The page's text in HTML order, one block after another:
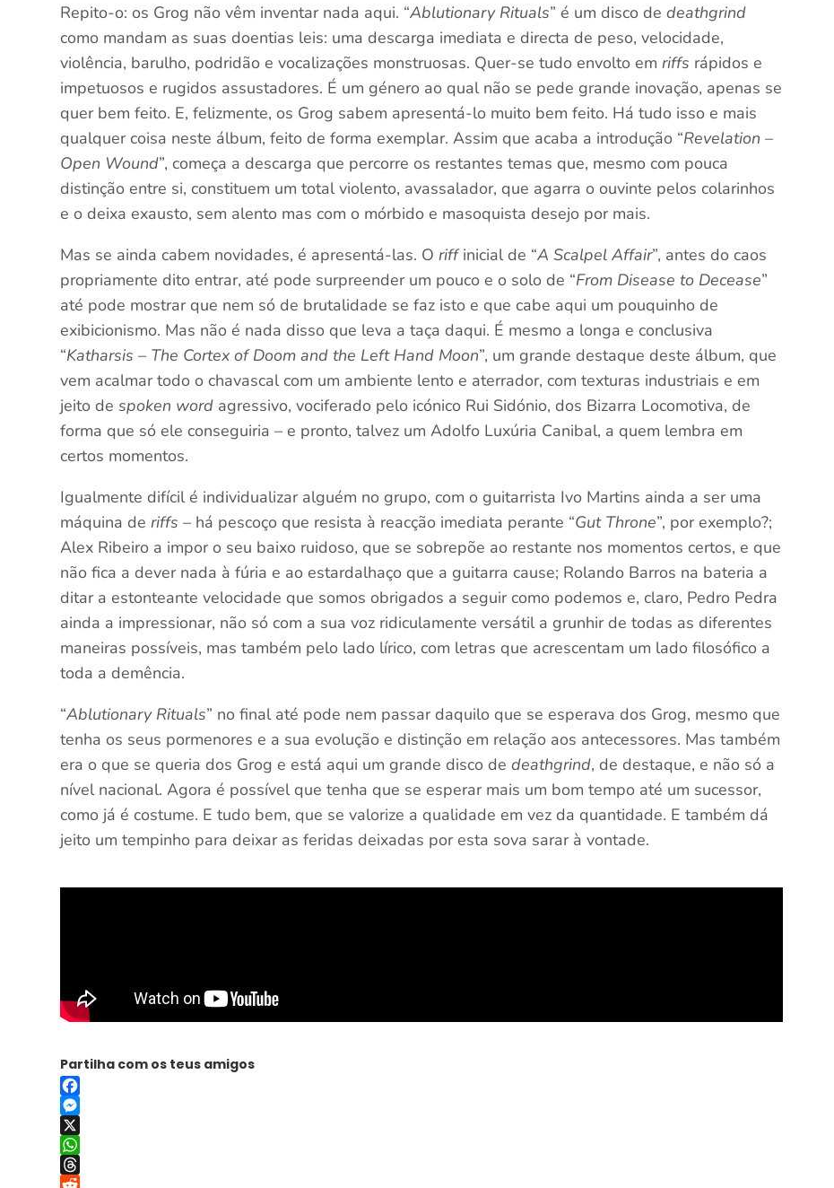
Repito-o: os Grog não vêm inventar nada aqui. “Ablutionary Rituals” é um disco dedeathgrind
como mandam as suas doentias leis: uma descarga imediata e directa de peso, velocidade,
violência, barulho, podridão e vocalizações monstruosas. Quer-se tudo envolto emriffs rápidos e
impetuosos e rugidos assustadores. É um género ao qual não se pede grande inovação, apenas se
quer bem feito. E, felizmente, os Grog sabem apresentá-lo muito bem feito. Há tudo isso e mais
qualquer coisa neste álbum, feito de forma exemplar. Assim que acaba a introdução “Revelation –
Open Wound”, começa a descarga que percorre os restantes temas que, mesmo com pouca
distinção entre si, constituem um total violento, avassalador, que agarra o ouvinte pelos colarinhos
e o deixa exausto, sem alento mas com o mórbido e masoquista desejo por mais.
Mas se ainda cabem novidades, é apresentá-las. Oriffinicial de “A Scalpel Affair”, antes do caos
propriamente dito entrar, até pode surpreender um pouco e o solo de “From Disease to Decease”
até pode mostrar que nem só de brutalidade se faz isto e que cabe aqui um pouquinho de
exibicionismo. Mas não é nada disso que leva a taça daqui. É mesmo a longa e conclusiva
“Katharsis – The Cortex of Doom and the Left Hand Moon”, um grande destaque deste álbum, que
vem acalmar todo o chavascal com um ambiente lento e aterrador, com texturas industriais e em
jeito despoken word agressivo, vociferado pelo icónico Rui Sidónio, dos Bizarra Locomotiva, de
forma que só ele conseguiria – e pronto, talvez um Adolfo Luxúria Canibal, a quem lembra em
certos momentos.
Igualmente difícil é individualizar alguém no grupo, com o guitarrista Ivo Martins ainda a ser uma
máquina deriffs – há pescoço que resista à reacção imediata perante “Gut Throne”, por exemplo?;
Alex Ribeiro a impor o seu baixo ruidoso, que se sobrepõe ao restante nos momentos certos, e que
não fica a dever nada à fúria e ao estardalhaço que a guitarra cause; Rolando Barros na bateria a
ditar a estonteante velocidade que somos obrigados a seguir como podemos e, claro, Pedro Pedra
ainda a impressionar, não só com a sua voz ridiculamente versátil a grunhir de todas as diferentes
maneiras possíveis, mas também pelo lado lírico, com letras que acrescentam um lado filosófico a
toda a demência.
“Ablutionary Rituals” no final até pode nem passar daquilo que se esperava dos Grog, mesmo que
tenha os seus pormenores e a sua evolução e distinção em relação aos antecessores. Mas também
era o que se queria dos Grog e está aqui um grande disco dedeathgrind, de destaque, e não só a
nível nacional. Agora é possível que tenha que se esperar mais um bom tempo até um sucessor,
como já é costume. E tudo bem, que se valorize a qualidade em vez da quantidade. E também dá
jeito um tempinho para deixar as feridas deixadas por esta sova sarar à vontade.
Partilha com os teus amigos
Facebook
Messenger
X
WhatsApp
Threads